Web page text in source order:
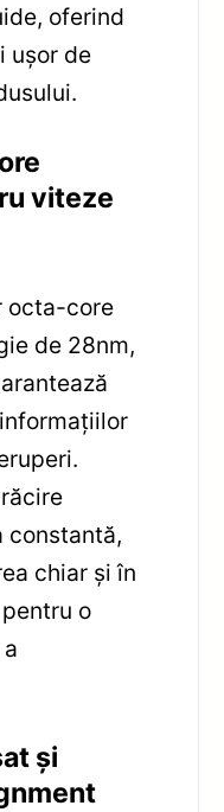
oferind
ușor de
viteze
octa-core
de 28nm,
constantă,
chiar și în
o
și